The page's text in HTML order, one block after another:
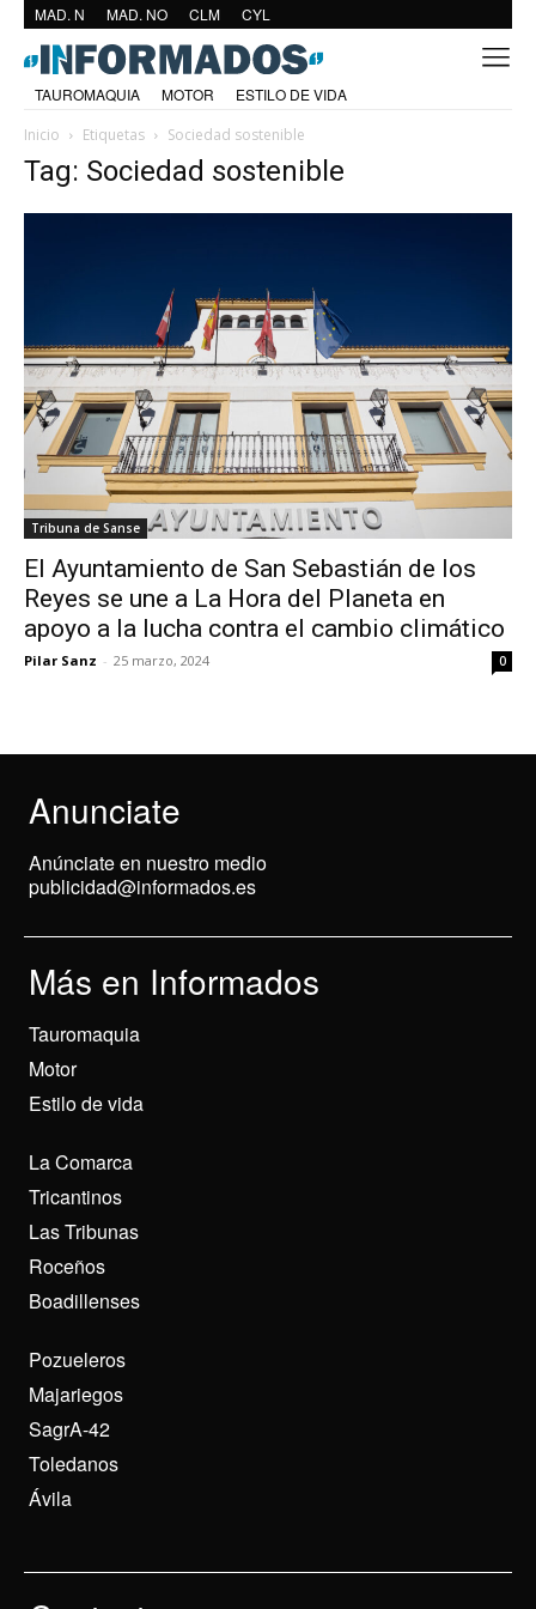
MAD. N MAD. NO CLM CYL
TAUROMAQUIA MOTOR
ESTILO DE VIDA
Inicio
Etiquetas Sociedad sostenible
Tag: Sociedad sostenible
Tribuna de Sanse
El Ayuntamiento de San Sebastián de los
Reyes se une a La Hora del Planeta en
apoyo a la lucha contra el cambio climático
Pilar Sanz - 25 marzo, 2024 0
Anunciate
Anúnciate en nuestro medio
publicidad@informados.es
Más en Informados
Tauromaquia
Motor
Estilo de vida
La Comarca
Tricantinos
Las Tribunas
Roceños
Boadillenses
Pozueleros
Majariegos
SagrA-42
Toledanos
Ávila